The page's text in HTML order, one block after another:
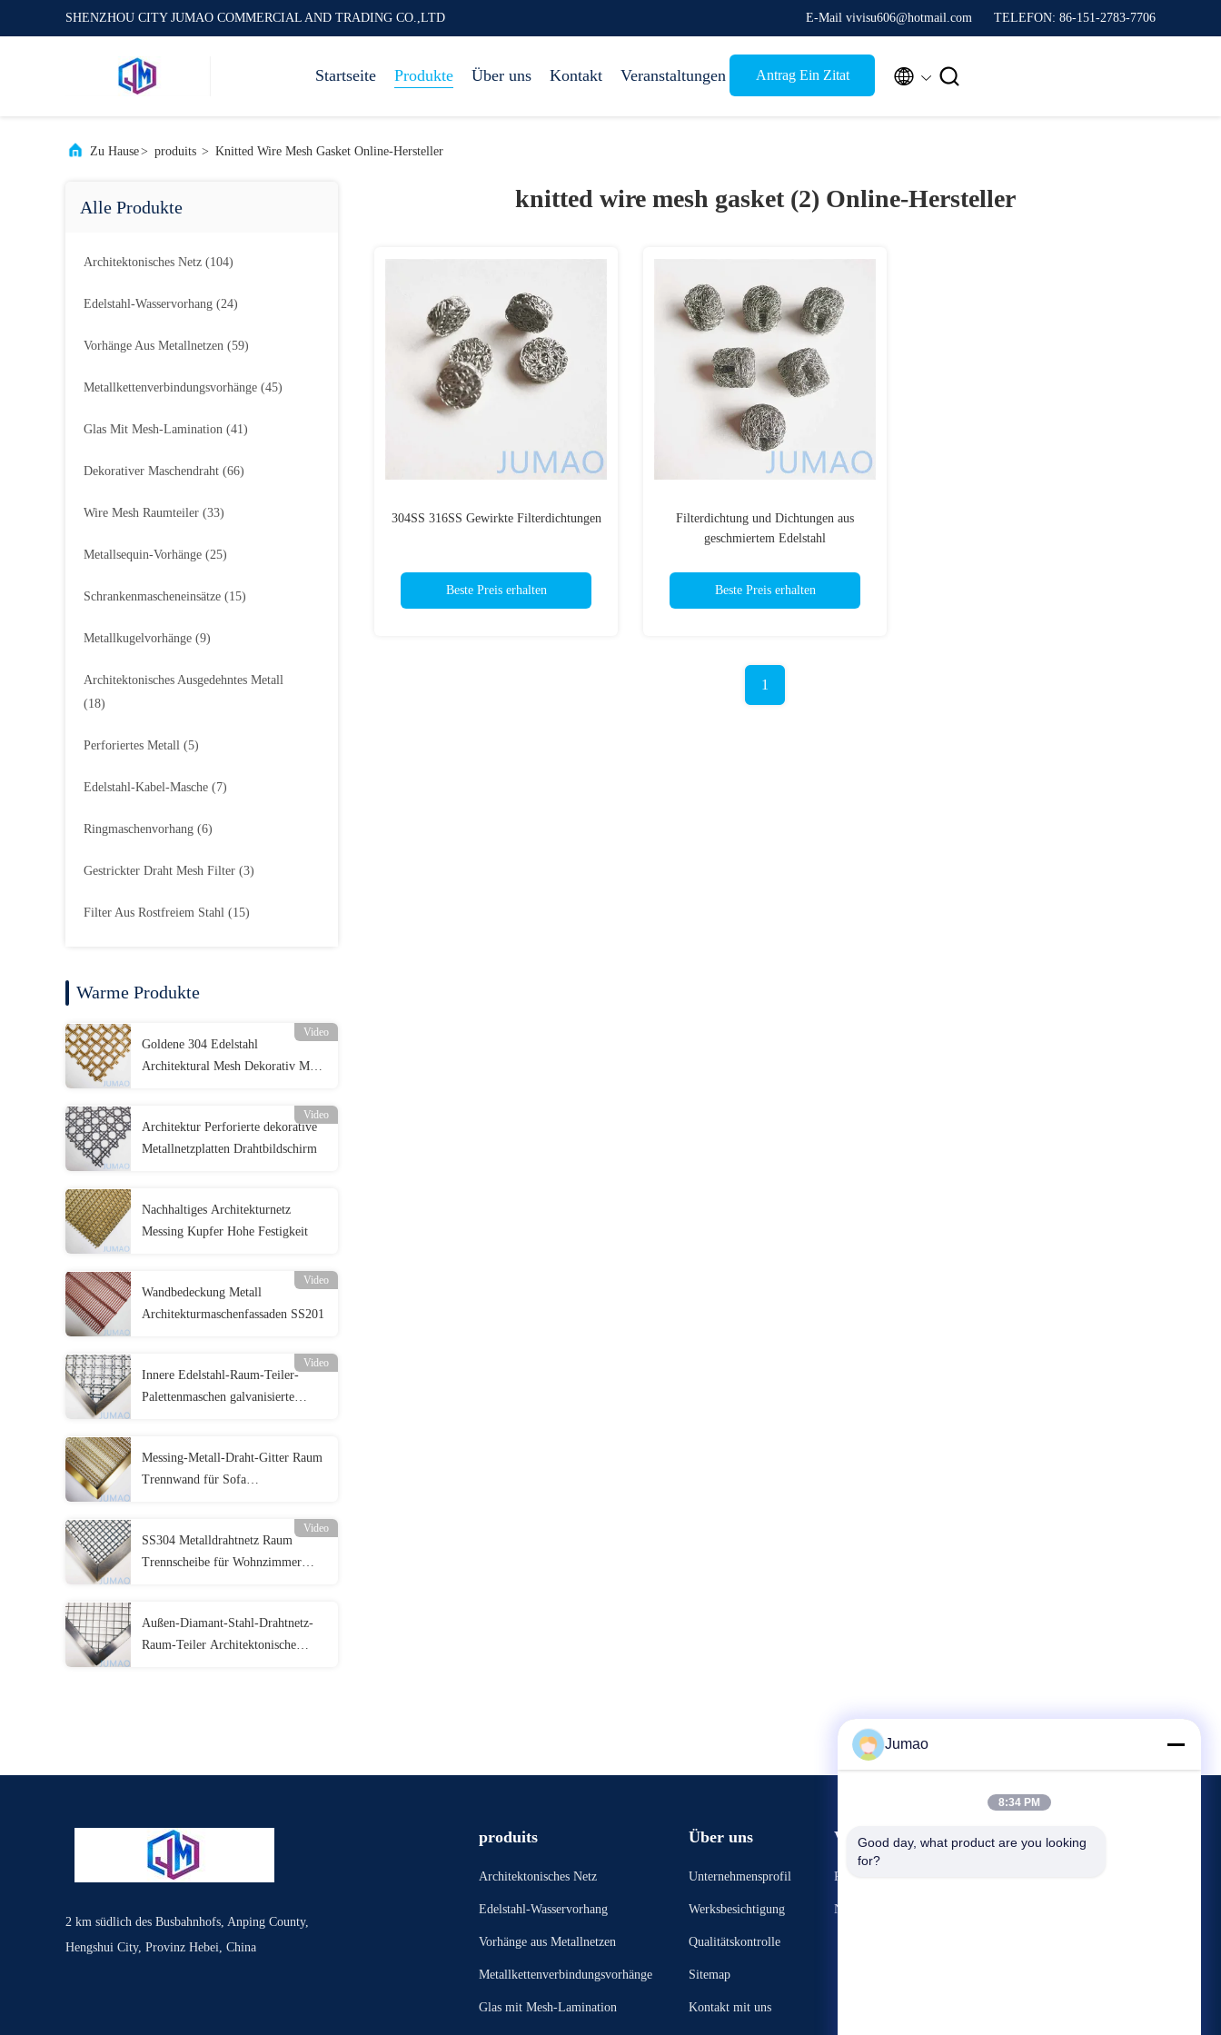
SHENZHOU CITY JUMAO COMMERCIAL AND TRADING CO.,LTD E-Mail vivisu606@hotmail.com TELEFON: 86-151-2783-7706
Startseite Produkte Über uns Kontakt Veranstaltungen Antrag Ein Zitat  
Zu Hause> produits > Knitted Wire Mesh Gasket Online-Hersteller
Alle Produkte
Architektonisches Netz (104)
Edelstahl-Wasservorhang (24)
Vorhänge Aus Metallnetzen (59)
Metallkettenverbindungsvorhänge (45)
Glas Mit Mesh-Lamination (41)
Dekorativer Maschendraht (66)
Wire Mesh Raumteiler (33)
Metallsequin-Vorhänge (25)
Schrankenmascheneinsätze (15)
Metallkugelvorhänge (9)
Architektonisches Ausgedehntes Metall
(18)
Perforiertes Metall (5)
Edelstahl-Kabel-Masche (7)
Ringmaschenvorhang (6)
Gestrickter Draht Mesh Filter (3)
Filter Aus Rostfreiem Stahl (15)
Warme Produkte
Video
Goldene 304 Edelstahl
Architektural Mesh Dekorativ Mesh
Video
Architektur Perforierte dekorative
Metallnetzplatten Drahtbildschirm
Nachhaltiges Architekturnetz
Messing Kupfer Hohe Festigkeit
Video
Wandbedeckung Metall
Architekturmaschenfassaden SS201
Video
Innere Edelstahl-Raum-Teiler-
Palettenmaschen galvanisierte
Messing-Metall-Draht-Gitter Raum
Trennwand für Sofa
Video
SS304 Metalldrahtnetz Raum
Trennscheibe für Wohnzimmer
Außen-Diamant-Stahl-Drahtnetz-
Raum-Teiler Architektonische
knitted wire mesh gasket (2) Online-Hersteller
304SS 316SS Gewirkte Filterdichtungen
Beste Preis erhalten
Filterdichtung und Dichtungen aus
geschmiertem Edelstahl
Beste Preis erhalten
1
2 km südlich des Busbahnhofs, Anping County,
Hengshui City, Provinz Hebei, China
produits
Architektonisches Netz
Edelstahl-Wasservorhang
Vorhänge aus Metallnetzen
Metallkettenverbindungsvorhänge
Glas mit Mesh-Lamination
Über uns
Unternehmensprofil
Werksbesichtigung
Qualitätskontrolle
Sitemap
Kontakt mit uns
Veranstaltungen
Rechtssachen
Neuigkeiten
Antrag Ein Zitat
Jumao
8:34 PM
Good day, what product are you looking
for?